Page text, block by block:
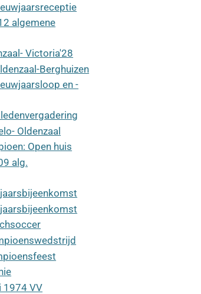
algemene
Victoria'28
Berghuizen
en -
Oldenzaal
Open huis
alg.
1974 VV